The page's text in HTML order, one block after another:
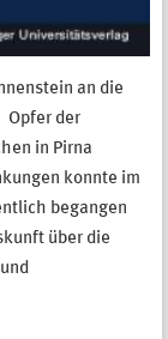
an die
Opfer der
in Pirna
konnte im
begangen
über die